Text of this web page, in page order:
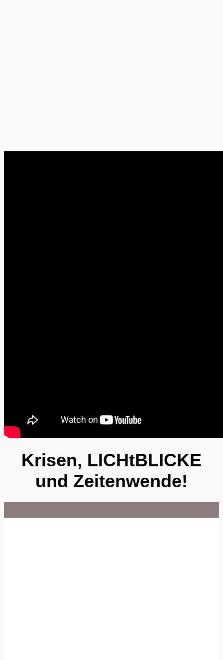
Krisen, LICHtBLICKE
und Zeitenwende!